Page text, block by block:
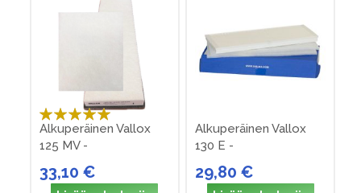
Arvosana:
100%
Alkuperäinen Vallox
125 MV -
suodatinpakkaus nro
35
33,10 €
Alkuperäinen Vallox
130 E -
suodatinpakkaus nro 6
29,80 €